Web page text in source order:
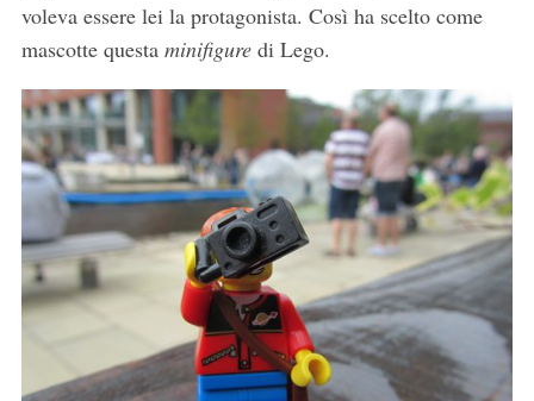
voleva essere lei la protagonista. Così ha scelto come
mascotte questa minifigure di Lego.